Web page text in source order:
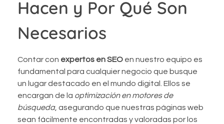
Hacen y Por Qué Son
Necesarios
Contar con expertos en SEO en nuestro equipo es
fundamental para cualquier negocio que busque
un lugar destacado en el mundo digital. Ellos se
encargan de la optimización en motores de
búsqueda, asegurando que nuestras páginas web
sean fácilmente encontradas y valoradas por los